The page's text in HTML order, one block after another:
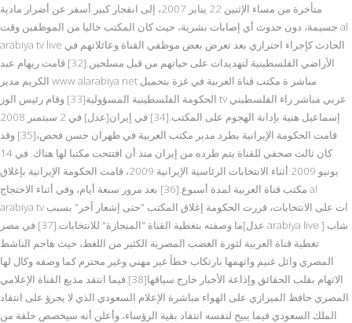
متأخرة من مساء الإثنين 22 يناير 2007، إلى انفجار كبير أسفر عن أضرار مادية
جسيمة، دون حدوث أي إصابات بشرية، حيث كان المكتب خاليا من الموظفين وقت al
arabiya tv live الحادث كإجراء احترازي بعد تعرض بعض موظفي القناة وعائلاتهم في
الأراضي الفلسطينية لتهديدات على حياتهم من قبل مسلحين.[32] قامت ريهام عبد
الكريم مدير www alarabiya net مباشر ة مكتب قناة العربية في غزة بتحميل
الحكومة الفلسطينية المسؤولية[33] وقام رئيس الوز tv عربي مباشر راء الفلسطيني
إسماعيل هنية بإدانة الهجوم على المكتب.[34] في إيران[عدل] في 2 سبتمبر 2008
قامت الحكومة الإيرانية بطرد مدير مكتب العربية في طهران حسن فحص،[35] وقد
كان ثالث صحفي للقناة يتم طرده من إيران منذ أن افتتحت مكتبا لها هناك. في 14
يونيو 2009 أثناء الانتخابات الرئاسية الإيرانية 2009، قامت الحكومة الإيرانية بإغلاق
مكتب قناة العربية لمدة أسبوع.[36] بعد مرور سبعة أيام، وفي أثناء الاحتجاج al
arabiya tv ات على الانتخابات، قررت الحكومة إغلاق المكتب "حتى إشعار آخر" بسبب
ما وصفته بتغطية القناة "المنحازة" للانتخابات.[37] في مصر[عدل arabiya live ] شاب
تغطية قناة العربية لثورة الغضب المصرية الكثير من اللغط، حيث هاجم الناشط
المصري وائل غنيم واتهمها بارتكاب خطأ غير مهني وغير محترم كما وصفه وكال لها
الاتهام بقلب الحقائق وإذاعة الأخبار خارج سياقها[38].فيما انتقد مذيع القناة الإعلامي
المصري حافظ الميرازي على الهواء مباشرة الإعلام السعودي الذي لا يجرؤ على انتقاد
الملك السعودي فيما يبيح لنفسه انتقاد بقية الرؤساء، وأعلن أنه سيخصص حلقة من